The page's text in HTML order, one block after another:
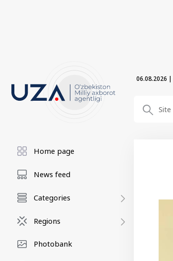
06.08.2026 |
Home page
News feed
Categories
Regions
Photobank